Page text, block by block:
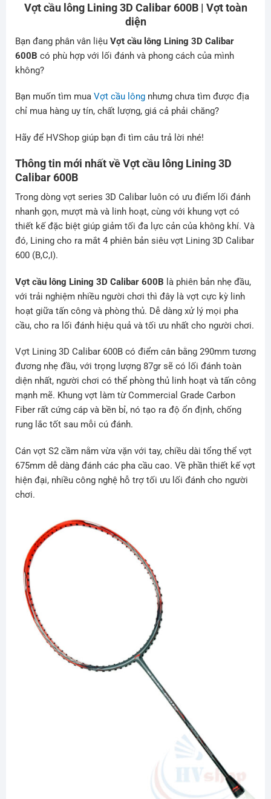
Vợt cầu lông Lining 3D Calibar 600B | Vợt toàn
diện
Bạn đang phân vân liệu Vợt cầu lông Lining 3D Calibar
600B có phù hợp với lối đánh và phong cách của mình
không?
Bạn muốn tìm mua Vợt cầu lôngnhưng chưa tìm được địa
chỉ mua hàng uy tín, chất lượng, giá cả phải chăng?
Hãy để HVShop giúp bạn đi tìm câu trả lời nhé!
Thông tin mới nhất về Vợt cầu lông Lining 3D
Calibar 600B
Trong dòng vợt series 3D Calibar luôn có ưu điểm lối đánh
nhanh gọn, mượt mà và linh hoạt, cùng với khung vợt có
thiết kế đặc biệt giúp giảm tối đa lực cản của không khí. Và
đó, Lining cho ra mắt 4 phiên bản siêu vợt Lining 3D Calibar
600 (B,C,I).
Vợt cầu lông Lining 3D Calibar 600B là phiên bản nhẹ đầu,
với trải nghiệm nhiều người chơi thì đây là vợt cực kỳ linh
hoạt giữa tấn công và phòng thủ. Dễ dàng xử lý mọi pha
cầu, cho ra lối đánh hiệu quả và tối ưu nhất cho người chơi.
Vợt Lining 3D Calibar 600B có điểm cân bằng 290mm tương
đương nhẹ đầu, với trọng lượng 87gr sẽ có lối đánh toàn
diện nhất, người chơi có thể phòng thủ linh hoạt và tấn công
mạnh mẽ. Khung vợt làm từ Commercial Grade Carbon
Fiber rất cứng cáp và bền bỉ, nó tạo ra độ ổn định, chống
rung lắc tốt sau mỗi cú đánh.
Cán vợt S2 cầm nằm vừa vặn với tay, chiều dài tổng thể vợt
675mm dễ dàng đánh các pha cầu cao. Về phần thiết kế vợt
hiện đại, nhiều công nghệ hỗ trợ tối ưu lối đánh cho người
chơi.